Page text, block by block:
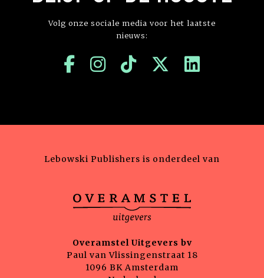
Volg onze sociale media voor het laatste
nieuws:
Lebowski Publishers is onderdeel van
Overamstel Uitgevers bv
Paul van Vlissingenstraat 18
1096 BK Amsterdam